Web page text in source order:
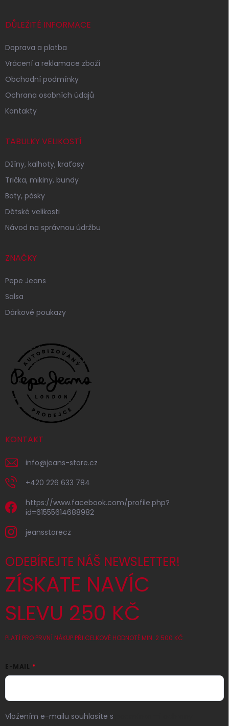
DŮLEŽITÉ INFORMACE
Doprava a platba
Vrácení a reklamace zboží
Obchodní podmínky
Ochrana osobních údajů
Kontakty
TABULKY VELIKOSTÍ
Džíny, kalhoty, kraťasy
Trička, mikiny, bundy
Boty, pásky
Dětské velikosti
Návod na správnou údržbu
ZNAČKY
Pepe Jeans
Salsa
Dárkové poukazy
KONTAKT
info@jeans-store.cz
+420 226 633 784
https://www.facebook.com/profile.php?
id=61555614688982
jeansstorecz
ODEBÍREJTE NÁŠ NEWSLETTER!
ZÍSKATE NAVÍC
SLEVU 250 KČ
PLATÍ PRO PRVNÍ NÁKUP PŘI CELKOVÉ HODNOTĚ MIN. 2 500 KČ
E-MAIL
Vložením e-mailu souhlasíte s